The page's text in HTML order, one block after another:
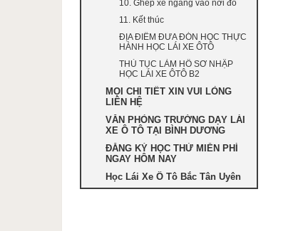
10. Ghép xe ngang vào nơi đỗ
11. Kết thúc
ĐỊA ĐIỂM ĐƯA ĐÓN HỌC THỰC
HÀNH HỌC LÁI XE ÔTÔ
THỦ TỤC LÀM HỒ SƠ NHẬP
HỌC LÁI XE ÔTÔ B2
MỌI CHI TIẾT XIN VUI LÒNG
LIÊN HỆ
VĂN PHÒNG TRƯỜNG DẠY LÁI
XE Ô TÔ TẠI BÌNH DƯƠNG
ĐĂNG KÝ HỌC THỬ MIỄN PHÍ
NGAY HÔM NAY
Học Lái Xe Ô Tô Bắc Tân Uyên